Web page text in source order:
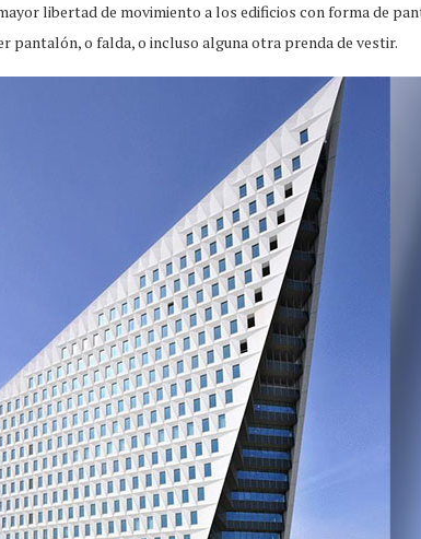
libertad de movimiento a los edificios con forma de
pantalón, o falda, o incluso alguna otra prenda de vestir.